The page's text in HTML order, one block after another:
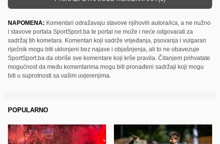
NAPOMENA: Komentari odražavaju stavove njihovih autora/ica, a ne nužno
i stavove portala SportSport.ba te portal ne može i neće odgovarati za
sadržaj tih kometara. Komentari koji sadrže vrijeđanja, psovanja i vulgaran
riječnik mogu biti uklonjeni bez najave i objašnjenja, ali to ne obavezuje
SportSport.ba da obriše sve komentare koji krše pravila. Čitanjem prihvatate
mogućnost da među komentarima mogu biti pronađeni sadržaji koji mogu
biti u suprotnosti sa vašim uvjerenjima.
POPULARNO